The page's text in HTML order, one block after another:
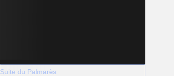
Suite du Palmarès